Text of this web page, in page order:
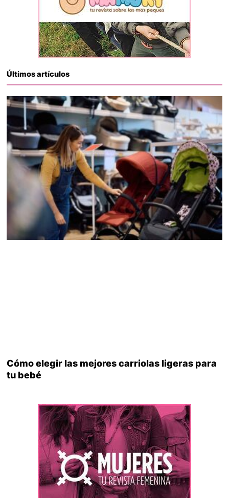
Últimos artículos
Cómo elegir las mejores carriolas ligeras para
tu bebé